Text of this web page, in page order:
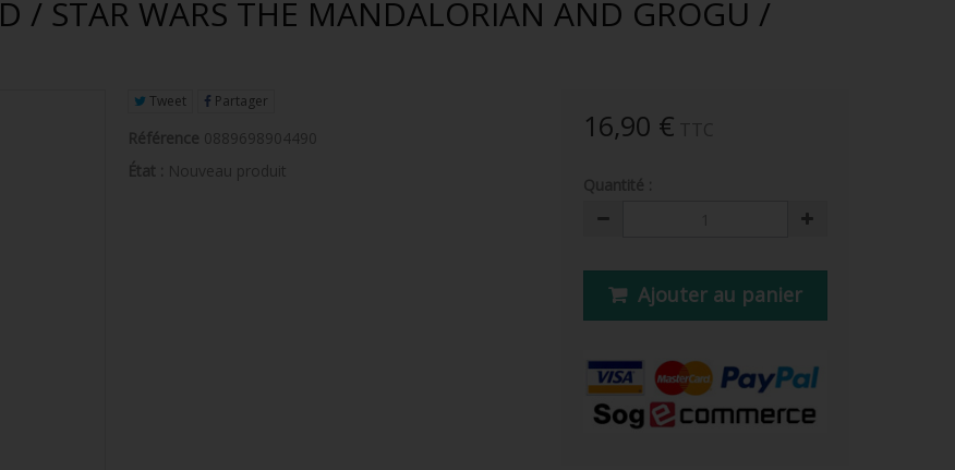
/ STAR WARS THE MANDALORIAN AND GROGU /
16,90 €
Ajouter au panier
Tweet Partager
Référence 0889698904490
État : Nouveau produit